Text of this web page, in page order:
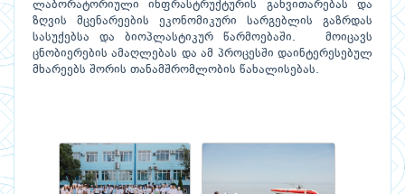
ლაბორატორიული ინფრასტრუქტურის განვითარებას და
ზღვის მცენარეების ეკონომიკური სარგებლის გაზრდას
სასუქებსა და ბიოპლასტიკურ წარმოებაში. მოიცავს
ცნობიერების ამაღლებას და ამ პროცესში დაინტერესებულ
მხარეებს შორის თანამშრომლობის წახალისებას.